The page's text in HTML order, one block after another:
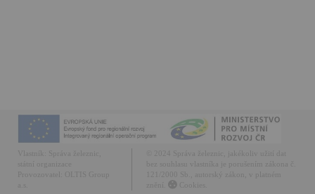
Vlastník:
Správa železnic,
OLTIS Group
© 2024 Správa železnic, jakékoliv užití dat
121/2000 Sb., autorský zákon, v platném